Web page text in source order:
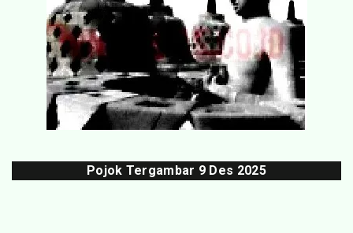
Pojok Tergambar 9 Des 2025